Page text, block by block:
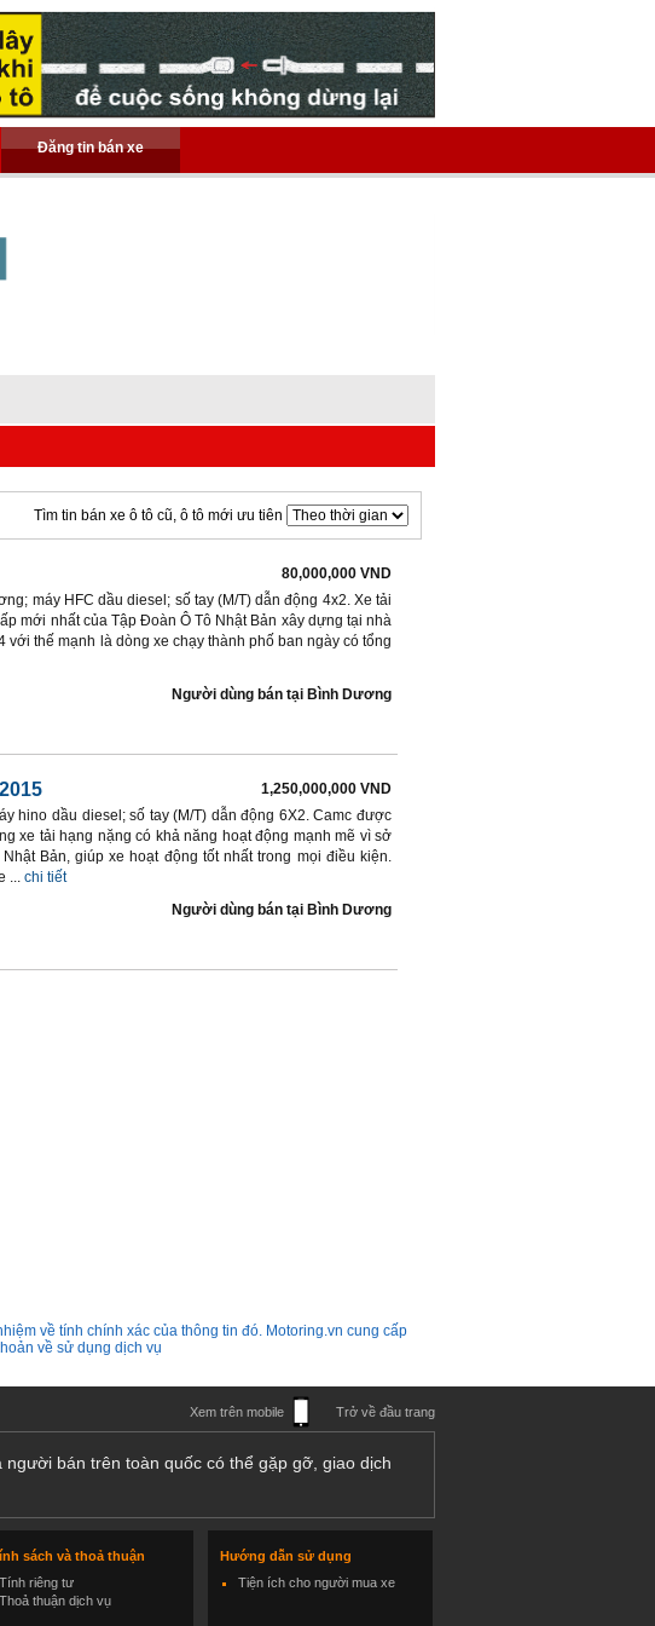
Đăng tin bán xe
Tìm tin bán xe ô tô cũ, ô tô mới ưu tiên
80,000,000 VND
máy HFC dầu diesel; số tay (M/T) dẫn động 4x2. Xe tải
mới nhất của Tập Đoàn Ô Tô Nhật Bản xây dựng tại nhà
với thế mạnh là dòng xe chạy thành phố ban ngày có tổng
Người dùng bán tại Bình Dương
1,250,000,000 VND
hino dầu diesel; số tay (M/T) dẫn động 6X2. Camc được
xe tải hạng nặng có khả năng hoạt động mạnh mẽ vì sở
Bản, giúp xe hoạt động tốt nhất trong mọi điều kiện.
... chi tiết
Người dùng bán tại Bình Dương
về tính chính xác của thông tin đó. Motoring.vn cung cấp
về sử dụng dịch vụ
Xem trên mobile Trở về đầu trang
bán trên toàn quốc có thể gặp gỡ, giao dịch
sách và thoả thuận
Tính riêng tư
Thoả thuận dịch vụ
Hướng dẫn sử dụng
Tiện ích cho người mua xe